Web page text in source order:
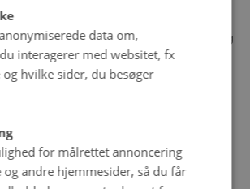
problemer, teorier og metoder,
Hvilke overvejelser har du gjort dig
Hvordan kan du kort beskrive din
tilgang?
planlægger du at
data om,
interagerer med websitet, fx
hvilke sider, du besøger
for målrettet annoncering
og andre hjemmesider, så du får